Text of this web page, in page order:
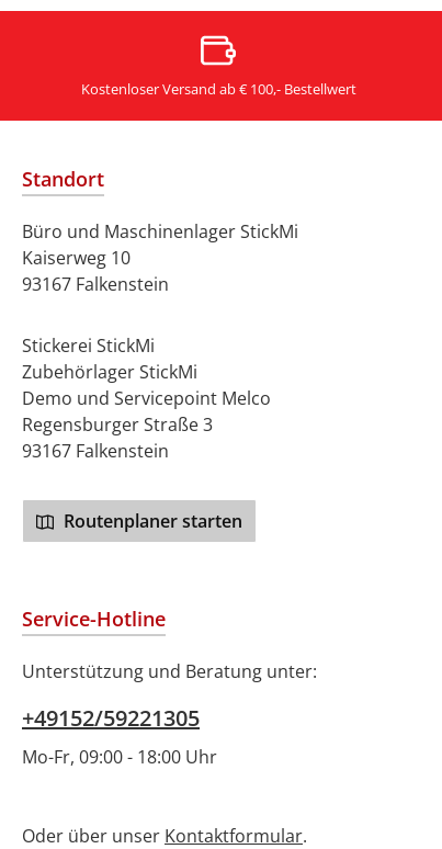
Kostenloser Versand ab € 100,- Bestellwert
Standort
Büro und Maschinenlager StickMi
Kaiserweg 10
93167 Falkenstein
Stickerei StickMi
Zubehörlager StickMi
Demo und Servicepoint Melco
Regensburger Straße 3
93167 Falkenstein
Routenplaner starten
Service-Hotline
Unterstützung und Beratung unter:
+49152/59221305
Mo-Fr, 09:00 - 18:00 Uhr
Oder über unser Kontaktformular.